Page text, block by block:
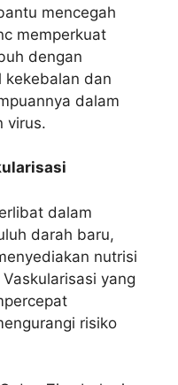
mencegah
memperkuat
dengan
kekebalan dan
dalam
virus.
dalam
darah baru,
nutrisi
yang
risiko